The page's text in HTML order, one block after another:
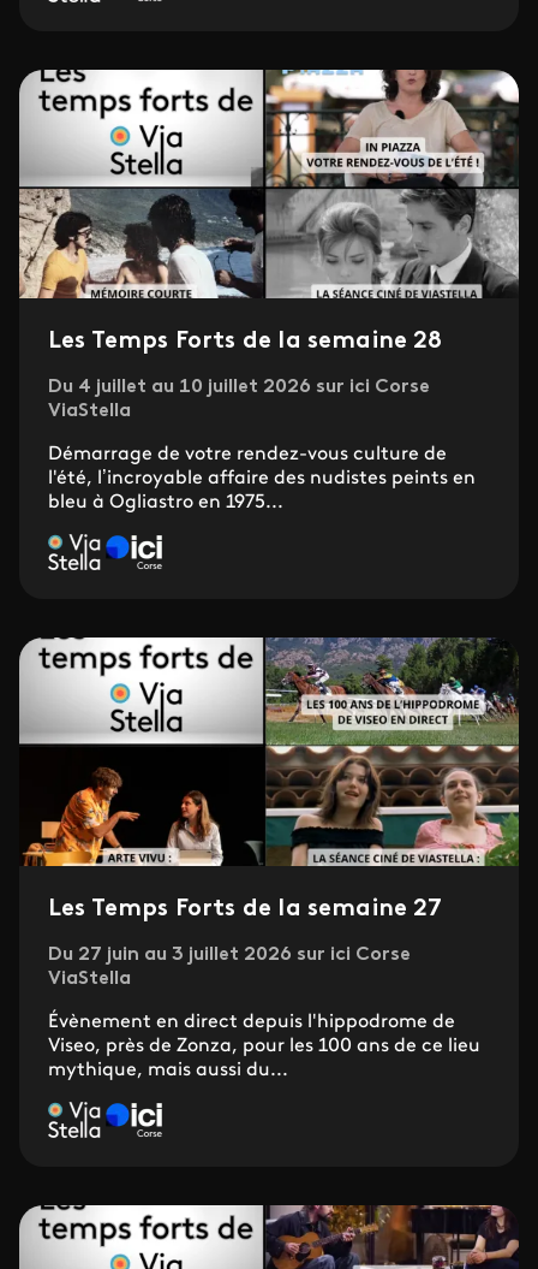
Les Temps Forts de la semaine 28
Du 4 juillet au 10 juillet 2026 sur ici Corse
ViaStella
Démarrage de votre rendez-vous culture de
l'été, l’incroyable affaire des nudistes peints en
bleu à Ogliastro en 1975...
Les Temps Forts de la semaine 27
Du 27 juin au 3 juillet 2026 sur ici Corse
ViaStella
Évènement en direct depuis l'hippodrome de
Viseo, près de Zonza, pour les 100 ans de ce lieu
mythique, mais aussi du...